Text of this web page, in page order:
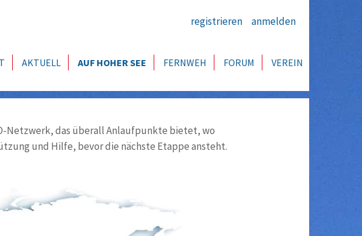
registrieren anmelden
AKTUELL AUF HOHER SEE FERNWEH FORUM VEREIN
Netzwerk, das überall Anlaufpunkte bietet, wo
und Hilfe, bevor die nächste Etappe ansteht.